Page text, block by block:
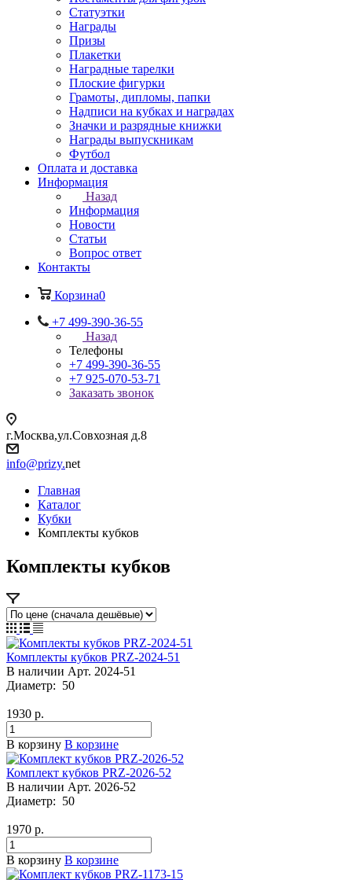
Статуэтки
Награды
Призы
Плакетки
Наградные тарелки
Плоские фигурки
Грамоты, дипломы, папки
Надписи на кубках и наградах
Значки и разрядные книжки
Награды выпускникам
Футбол
Оплата и доставка
Информация
Назад
Информация
Новости
Статьи
Вопрос ответ
Контакты
Корзина0
+7 499-390-36-55
Назад
Телефоны
+7 499-390-36-55
+7 925-070-53-71
Заказать звонок
г.Москва,ул.Совхозная д.8
info@prizy.net
Главная
Каталог
Кубки
Комплекты кубков
Комплекты кубков
Комплекты кубков PRZ-2024-51
В наличии Арт. 2024-51
Диаметр: 50
1930 р.
В корзину В корзине
Комплект кубков PRZ-2026-52
В наличии Арт. 2026-52
Диаметр: 50
1970 р.
В корзину В корзине